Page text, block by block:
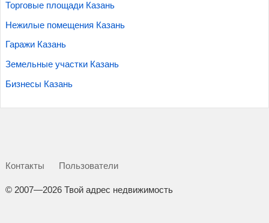
Торговые площади Казань
Нежилые помещения Казань
Гаражи Казань
Земельные участки Казань
Бизнесы Казань
Контакты Пользователи
© 2007—2026 Твой адрес недвижимость